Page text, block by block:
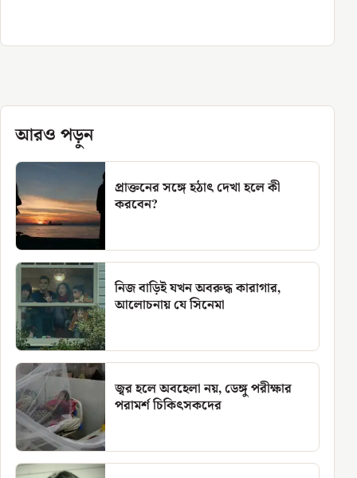
আরও পড়ুন
প্রাক্তনের সঙ্গে হঠাৎ দেখা হলে কী
করবেন?
নিজ বাড়িই যখন অবরুদ্ধ কারাগার,
আলোচনায় যে সিনেমা
জ্বর হলে অবহেলা নয়, ডেঙ্গু পরীক্ষার
পরামর্শ চিকিৎসকদের